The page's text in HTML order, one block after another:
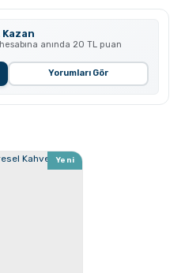
demleme nasıl yapılır?
anında 20 TL puan
Yorumları Gör
Yeni